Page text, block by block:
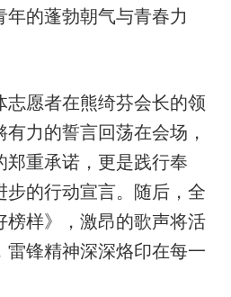
的蓬勃朝气与青春力
愿者在熊绮芬会长的领
力的誓言回荡在会场，
重承诺，更是践行奉
的行动宣言。随后，全
样》，激昂的歌声将活
锋精神深深烙印在每一